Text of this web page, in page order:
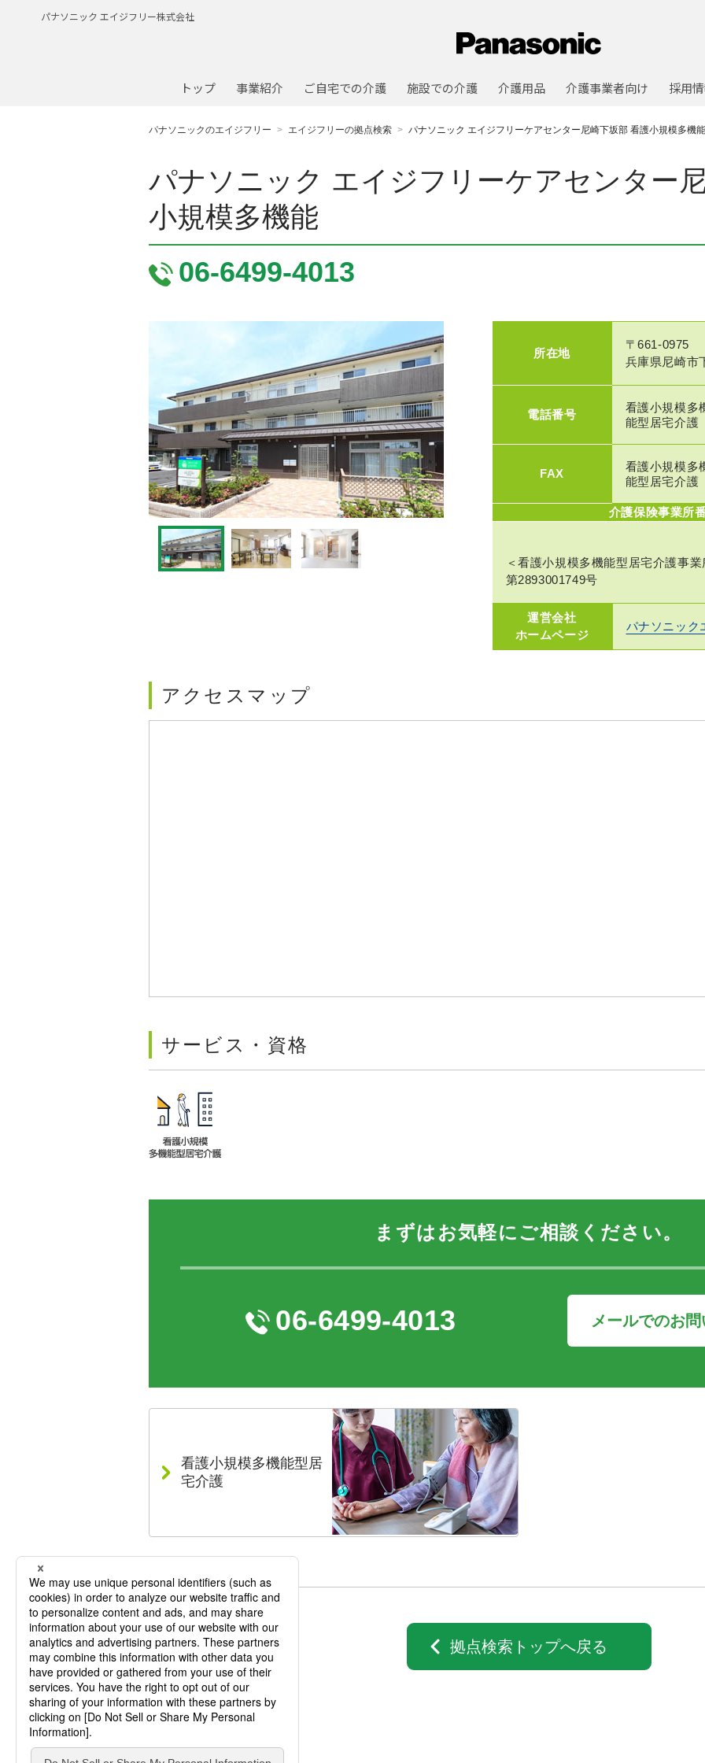
パナソニック エイジフリー株式会社
トップ 事業紹介 ご自宅での介護 施設での介護 介護用品 介護事業者向け 採用
パナソニックのエイジフリー エイジフリーの拠点検索 パナソニック エイジフリーケアセンター尼崎下坂部 看護小規模多機能
パナソニック エイジフリーケアセンター
小規模多機能
06-6499-4013
所在地
〒661-0975
兵庫県尼崎市
電話番号
看護小規模多
能型居宅介護
FAX
看護小規模多
能型居宅介護
介護保険事業所
＜看護小規模多機能型居宅介護事業
第2893001749号
運営会社
ホームページ
パナソニック
アクセスマップ
サービス・資格
まずはお気軽にご相談ください。
06-6499-4013 メールでのお
看護小規模多機能型居
宅介護
拠点検索トップへ戻る